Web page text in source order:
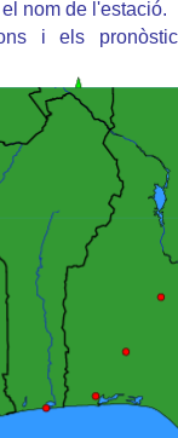
nom de l'estació.
i els